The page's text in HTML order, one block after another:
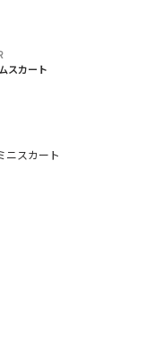
スカート